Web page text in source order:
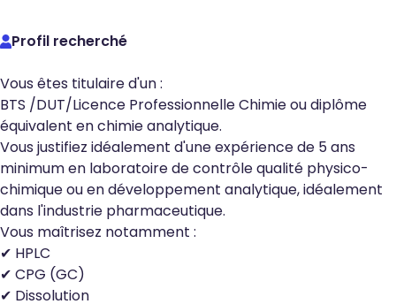
Profil recherché
Vous êtes titulaire d'un :
BTS /DUT/Licence Professionnelle Chimie ou diplôme
équivalent en chimie analytique.
Vous justifiez idéalement d'une expérience de 5 ans
minimum en laboratoire de contrôle qualité physico-
chimique ou en développement analytique, idéalement
dans l'industrie pharmaceutique.
Vous maîtrisez notamment :
✔ HPLC
✔ CPG (GC)
✔ Dissolution